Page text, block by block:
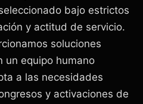
bajo estrictos
y actitud de servicio.
soluciones
un equipo humano
a las necesidades
y activaciones de